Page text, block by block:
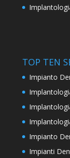
TOP TEN
Impianto
Impianto
Impianti